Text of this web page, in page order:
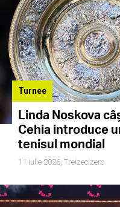
Turnee
Linda Noskova
Cehia introduce
tenisul mondial
11 iulie 2026, Treizecizero